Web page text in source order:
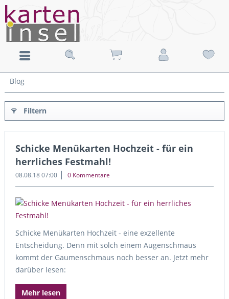
Blog
Filtern
Schicke Menükarten Hochzeit - für ein
herrliches Festmahl!
08.08.18 07:00 0 Kommentare
Schicke Menükarten Hochzeit - eine exzellente
Entscheidung. Denn mit solch einem Augenschmaus
kommt der Gaumenschmaus noch besser an. Jetzt mehr
darüber lesen:
Mehr lesen